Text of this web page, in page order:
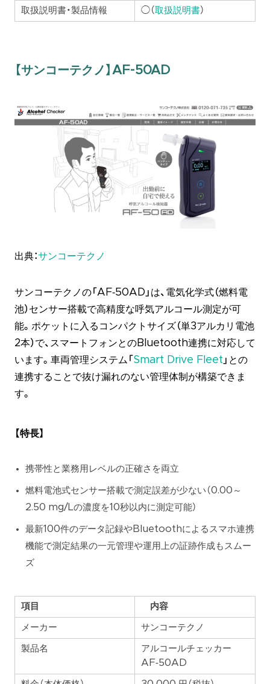
取扱説明書・製品情報 ◯（取扱説明書）
【サンコーテクノ】AF-50AD
出典：サンコーテクノ
サンコーテクノの「AF‑50AD」は、電気化学式（燃料電
池）センサー搭載で高精度な呼気アルコール測定が可
能。ポケットに入るコンパクトサイズ（単3アルカリ電池
2本）で、スマートフォンとのBluetooth連携に対応して
います。車両管理システム「 Smart Drive Fleet 」との
連携することで抜け漏れのない管理体制が構築できま
す。
【特長】
携帯性と業務用レベルの正確さを両立
燃料電池式センサー搭載で測定誤差が少ない（0.00～
2.50 mg/Lの濃度を10秒以内に測定可能）
最新100件のデータ記録やBluetoothによるスマホ連携
機能で測定結果の一元管理や運用上の証跡作成もスムー
ズ
項目 内容
メーカー サンコーテクノ
製品名
アルコールチェッカー
AF‑50AD